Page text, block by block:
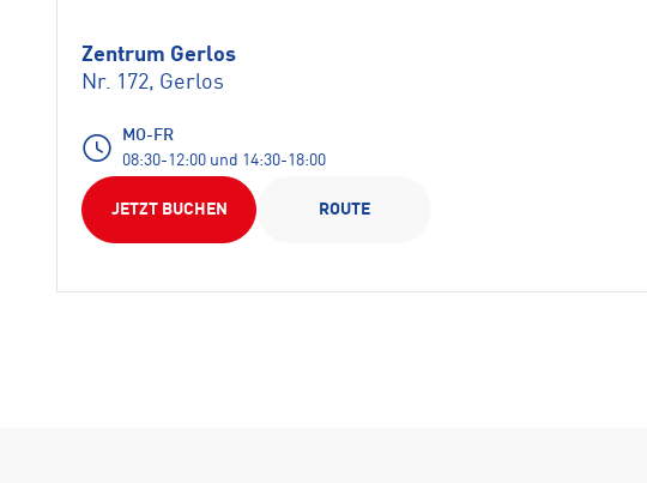
Zentrum Gerlos
Nr. 172, Gerlos
MO-FR
08:30-12:00 und 14:30-18:00
JETZT BUCHEN ROUTE